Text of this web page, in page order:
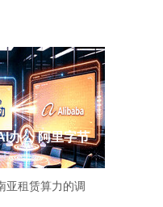
办公 阿里字节
亚租赁算力的调